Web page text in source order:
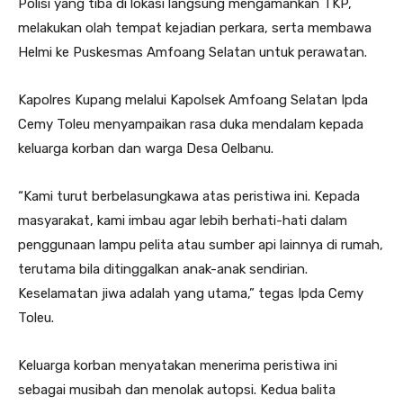
Polisi yang tiba di lokasi langsung mengamankan TKP,
melakukan olah tempat kejadian perkara, serta membawa
Helmi ke Puskesmas Amfoang Selatan untuk perawatan.
Kapolres Kupang melalui Kapolsek Amfoang Selatan Ipda
Cemy Toleu menyampaikan rasa duka mendalam kepada
keluarga korban dan warga Desa Oelbanu.
“Kami turut berbelasungkawa atas peristiwa ini. Kepada
masyarakat, kami imbau agar lebih berhati-hati dalam
penggunaan lampu pelita atau sumber api lainnya di rumah,
terutama bila ditinggalkan anak-anak sendirian.
Keselamatan jiwa adalah yang utama,” tegas Ipda Cemy
Toleu.
Keluarga korban menyatakan menerima peristiwa ini
sebagai musibah dan menolak autopsi. Kedua balita